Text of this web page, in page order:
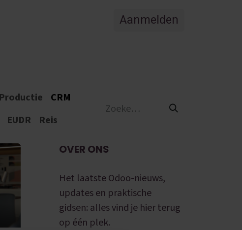
Aanmelden
Productie
CRM
EUDR Reis
OVER ONS
Het laatste Odoo-nieuws,
updates en praktische
gidsen: alles vind je hier terug
op één plek.